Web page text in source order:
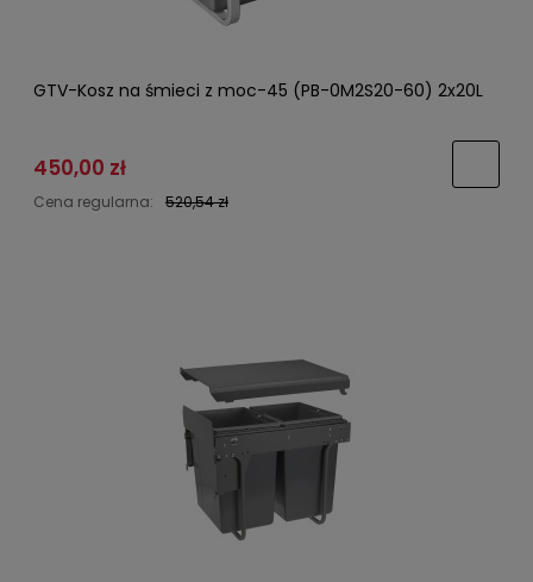
GTV-Kosz na śmieci z moc-45 (PB-0M2S20-60) 2x20L
450,00 zł
Cena regularna: 520,54 zł